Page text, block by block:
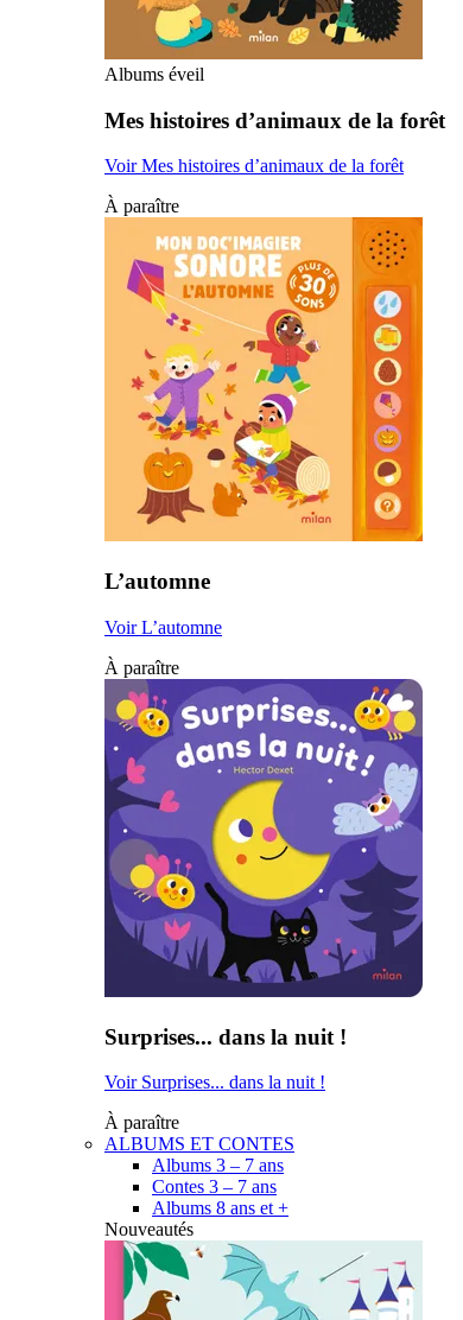
Albums éveil
Mes histoires d’animaux de la forêt
Voir Mes histoires d’animaux de la forêt
À paraître
L’automne
Voir L’automne
À paraître
Surprises... dans la nuit !
Voir Surprises... dans la nuit !
À paraître
ALBUMS ET CONTES
Albums 3 – 7 ans
Contes 3 – 7 ans
Albums 8 ans et +
Nouveautés